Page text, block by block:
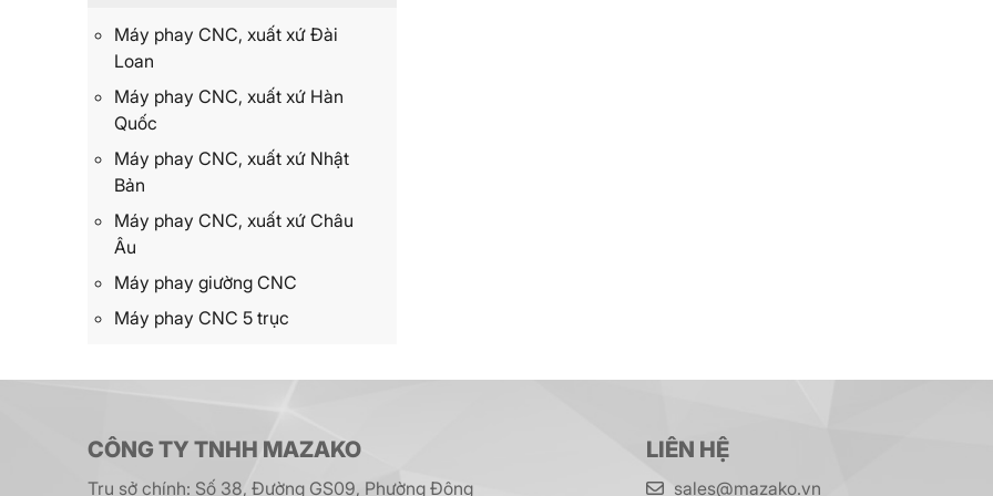
Máy phay CNC, xuất xứ Đài
Loan
Máy phay CNC, xuất xứ Hàn
Quốc
Máy phay CNC, xuất xứ Nhật
Bản
Máy phay CNC, xuất xứ Châu
Âu
Máy phay giường CNC
Máy phay CNC 5 trục
CÔNG TY TNHH MAZAKO
Trụ sở chính: Số 38, Đường GS09, Phường Đông
LIÊN HỆ
sales@mazako.vn